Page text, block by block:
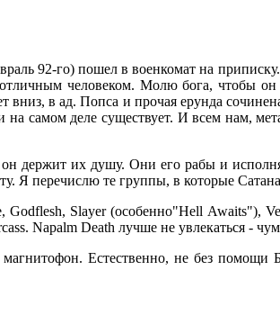
92-го) пошел в военкомат на
человеком. Молю бога, чтобы
в ад. Попса и прочая ерунда
самом деле существует. И всем нам,
держит их душу. Они его рабы и
Я перечислю те группы, в которые
Slayer (особенно"Hell Awaits"),
Napalm Death лучше не увлекаться -
Естественно, не без помощи